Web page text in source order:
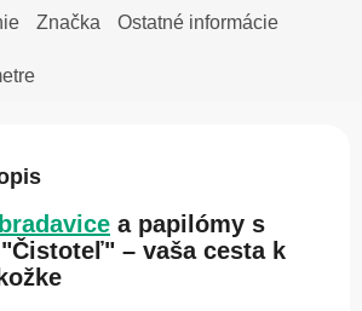
Značka Ostatné informácie
bradavice a papilómy s
– vaša cesta k